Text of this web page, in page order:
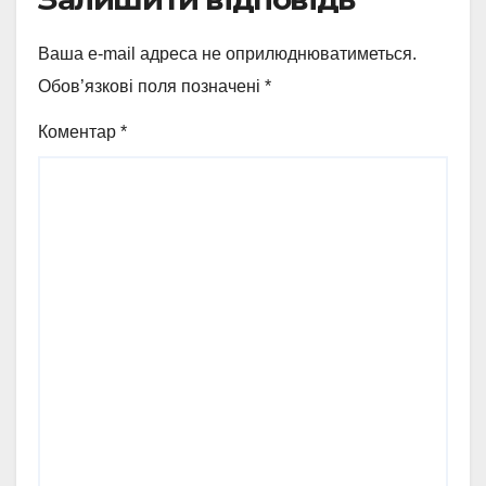
Ваша e-mail адреса не оприлюднюватиметься.
Обов’язкові поля позначені *
Коментар *